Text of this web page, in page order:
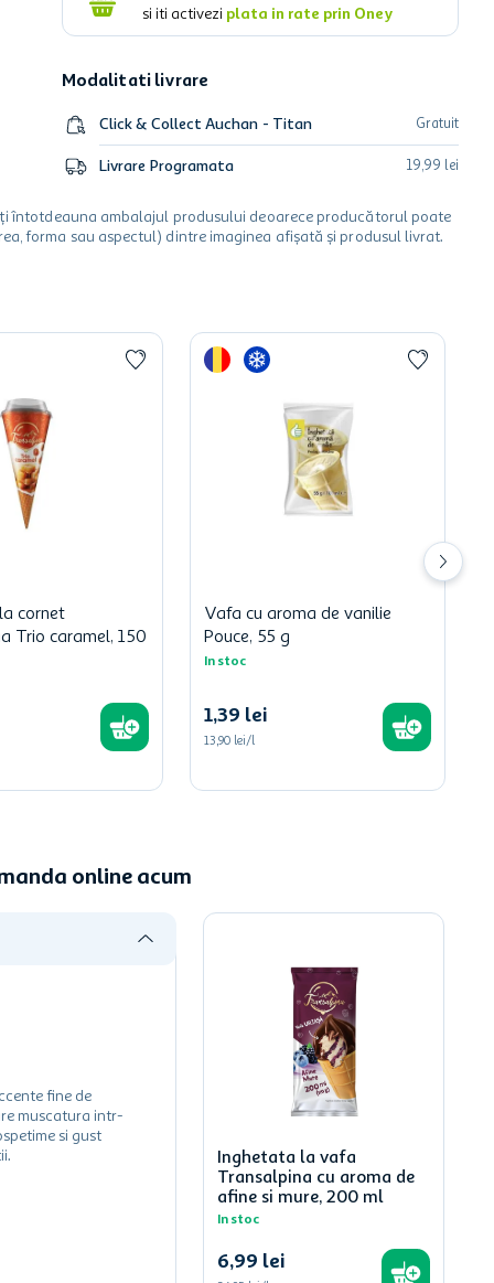
si iti activezi plata in rate prin Oney
Modalitati livrare
Click & Collect Auchan - Titan Gratuit
Livrare Programata 19,99 lei
întotdeauna ambalajul produsului deoarece producătorul poate
forma sau aspectul) dintre imaginea afișată și produsul livrat.
cornet
Trio caramel, 150
Vafa cu aroma de vanilie
Pouce, 55 g
In stoc
1,39 lei
13,90 lei/l
online acum
fine de
muscatura intr-
si gust
Inghetata la vafa
Transalpina cu aroma de
afine si mure, 200 ml
In stoc
6,99 lei